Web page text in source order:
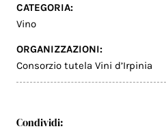
CATEGORIA:
Vino
ORGANIZZAZIONI:
Consorzio tutela Vini d’Irpinia
Condividi: